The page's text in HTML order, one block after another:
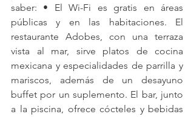
saber: • El Wi-Fi es gratis en áreas
públicas y en las habitaciones. El
restaurante Adobes, con una terraza
vista al mar, sirve platos de cocina
mexicana y especialidades de parrilla y
mariscos, además de un desayuno
buffet por un suplemento. El bar, junto
a la piscina, ofrece cócteles y bebidas